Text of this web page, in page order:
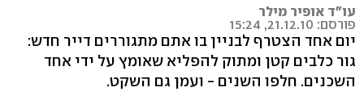
עו"ד אופיר מילר
פורסם: 21.12.10, 15:24
יום אחד הצטרף לבניין בו אתם מתגוררים דייר חדש:
גור כלבים קטן ומתוק להפליא שאומץ על ידי אחד
השכנים. חלפו השנים - ועמן גם השקט.